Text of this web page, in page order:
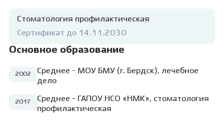
работа — ваша красивая улыбка!
Стоматология профилактическая
Сертификат до 14.11.2030
Основное образование
2002
Среднее - МОУ БМУ (г. Бердск), лечебное
дело
2017
Среднее - ГАПОУ НСО «НМК», стоматология
профилактическая